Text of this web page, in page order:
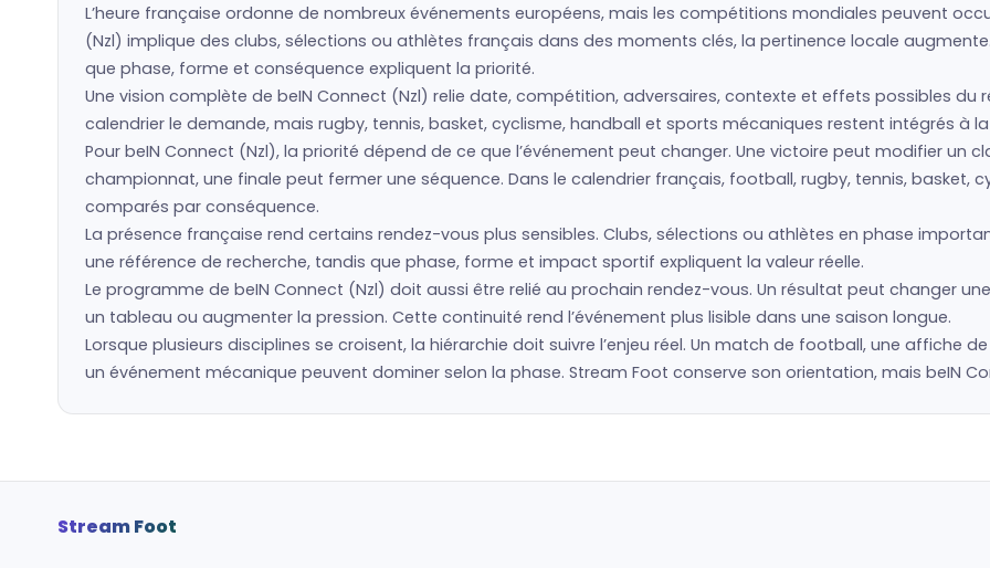
L’heure française ordonne de nombreux événements européens, mais les compétitions mondiales peuvent
(Nzl) implique des clubs, sélections ou athlètes français dans des moments clés, la pertinence locale
que phase, forme et conséquence expliquent la priorité.
Une vision complète de beIN Connect (Nzl) relie date, compétition, adversaires, contexte et effets possibles du
calendrier le demande, mais rugby, tennis, basket, cyclisme, handball et sports mécaniques restent intégrés à
Pour beIN Connect (Nzl), la priorité dépend de ce que l’événement peut changer. Une victoire peut modifier un
championnat, une finale peut fermer une séquence. Dans le calendrier français, football, rugby, tennis, basket,
comparés par conséquence.
La présence française rend certains rendez-vous plus sensibles. Clubs, sélections ou athlètes en phase
une référence de recherche, tandis que phase, forme et impact sportif expliquent la valeur réelle.
Le programme de beIN Connect (Nzl) doit aussi être relié au prochain rendez-vous. Un résultat peut changer
un tableau ou augmenter la pression. Cette continuité rend l’événement plus lisible dans une saison longue.
Lorsque plusieurs disciplines se croisent, la hiérarchie doit suivre l’enjeu réel. Un match de football, une affiche
un événement mécanique peuvent dominer selon la phase. Stream Foot conserve son orientation, mais beIN
Stream Foot